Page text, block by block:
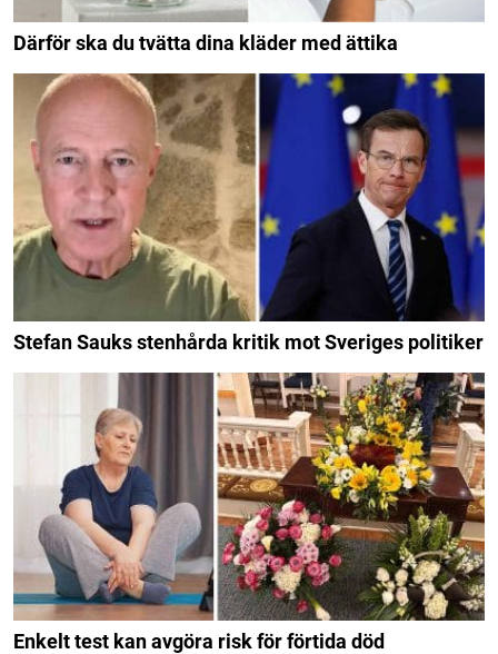
Därför ska du tvätta dina kläder med ättika
Stefan Sauks stenhårda kritik mot Sveriges politiker
Enkelt test kan avgöra risk för förtida död